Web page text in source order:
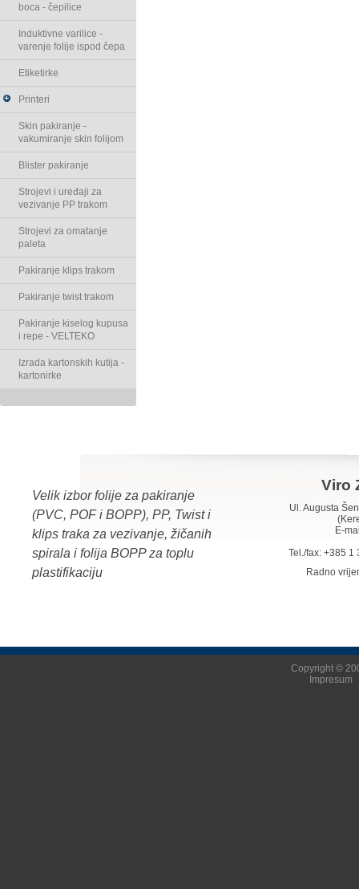
boca - čepilice
Induktivne varilice -
varenje folije ispod čepa
Etiketirke
Printeri
Skin pakiranje -
vakumiranje skin folijom
Blister pakiranje
Strojevi i uređaji za
vezivanje PP trakom
Strojevi za omatanje
paleta
Pakiranje klips trakom
Pakiranje twist trakom
Pakiranje kiselog kupusa
i repe - VELTEKO
Izrada kartonskih kutija -
kartonirke
Velik izbor folije za pakiranje
(PVC, POF i BOPP), PP, Twist i
klips traka za vezivanje, žičanih
spirala i folija BOPP za toplu
plastifikaciju
Viro
Ul. Augusta
E-
Tel./fax: +385 1
Radno
Copyright ©
Impresum